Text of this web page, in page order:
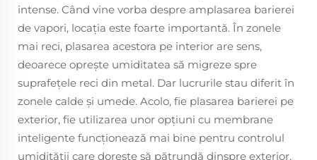
intense. Când vine vorba despre amplasarea barierei
de vapori, locația este foarte importantă. În zonele
mai reci, plasarea acestora pe interior are sens,
deoarece oprește umiditatea să migreze spre
suprafețele reci din metal. Dar lucrurile stau diferit în
zonele calde și umede. Acolo, fie plasarea barierei pe
exterior, fie utilizarea unor opțiuni cu membrane
inteligente funcționează mai bine pentru controlul
umidității care dorește să pătrundă dinspre exterior,